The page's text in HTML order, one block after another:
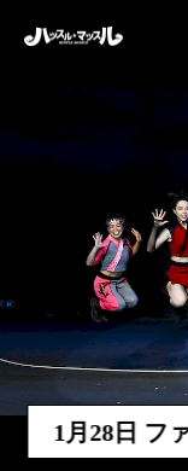
1月28日 フ